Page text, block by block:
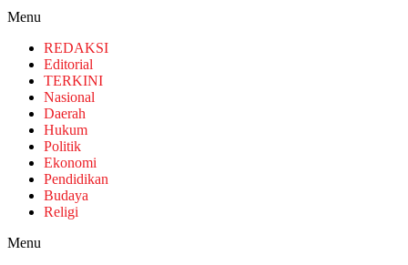
Menu
REDAKSI
Editorial
TERKINI
Nasional
Daerah
Hukum
Politik
Ekonomi
Pendidikan
Budaya
Religi
Menu